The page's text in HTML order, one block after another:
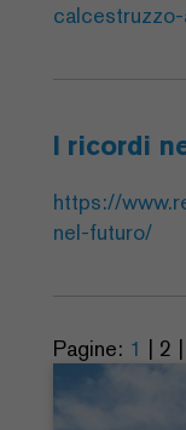
I ricordi
https://
nel-futuro/
Pagine: 1 | 2 |